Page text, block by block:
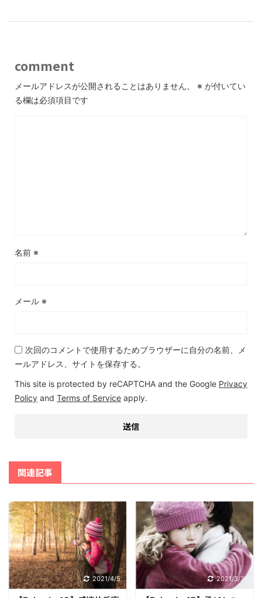
comment
メールアドレスが公開されることはありません。 ※ が付いてい
る欄は必須項目です
名前 ※
メール ※
次回のコメントで使用するためブラウザーに自分の名前、メ
ールアドレス、サイトを保存する。
This site is protected by reCAPTCHA and the Google Privacy
Policy and Terms of Service apply.
関連記事
2021/4/5 2021/3/31